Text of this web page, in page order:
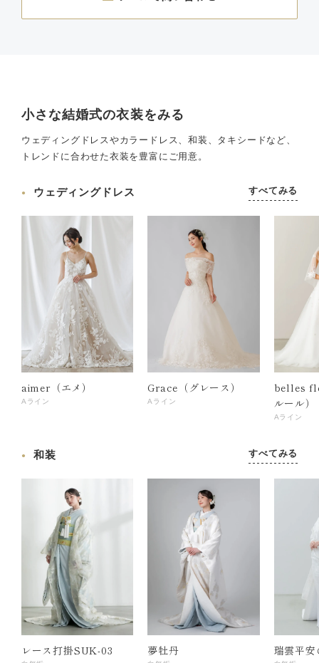
小さな結婚式の衣装をみる
ウェディングドレスやカラードレス、和装、タキシードなど、
トレンドに合わせた衣装を豊富にご用意。
ウェディングドレス すべてみる
aimer（エメ）
Aライン
Grace（グレース）
Aライン
belles
ルール）
Aライン
和装 すべてみる
レース打掛SUK-03 夢牡丹 瑞雲平安